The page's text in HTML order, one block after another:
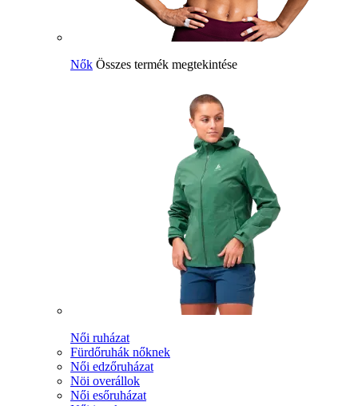
Nők Összes termék megtekintése
Női ruházat
Fürdőruhák nőknek
Női edzőruházat
Nöi overállok
Női esőruházat